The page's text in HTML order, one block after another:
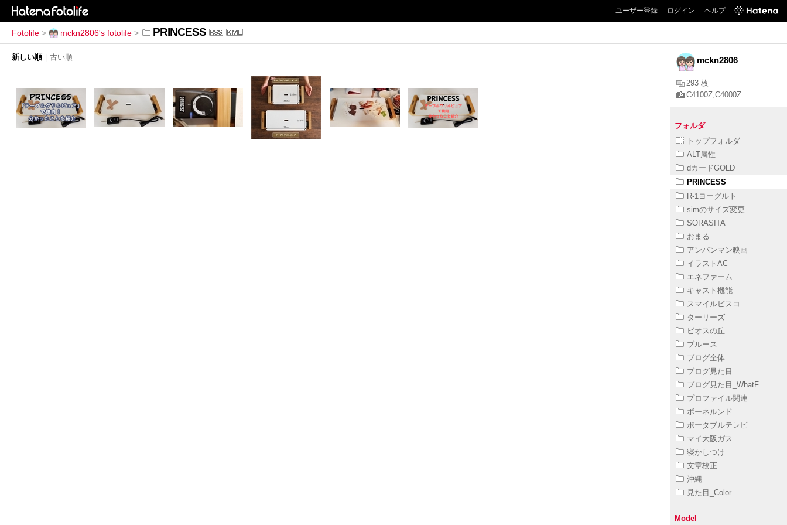
ユーザー登録 ログイン ヘルプ
Fotolife > mckn2806's fotolife > PRINCESS
新しい順 | 古い順 mckn2806
293 枚
C4100Z,C4000Z
フォルダ
トップフォルダ
ALT属性
dカードGOLD
PRINCESS
R-1ヨーグルト
simのサイズ変更
SORASITA
おまる
アンパンマン映画
イラストAC
エネファーム
キャスト機能
スマイルビスコ
ターリーズ
ビオスの丘
ブルース
ブログ全体
ブログ見た目
ブログ見た目_WhatF
プロファイル関連
ボーネルンド
ポータブルテレビ
マイ大阪ガス
寝かしつけ
文章校正
沖縄
見た目_Color
Model